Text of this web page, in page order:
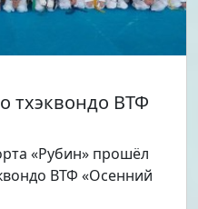
тхэквондо ВТФ
«Рубин» прошёл
ВТФ «Осенний